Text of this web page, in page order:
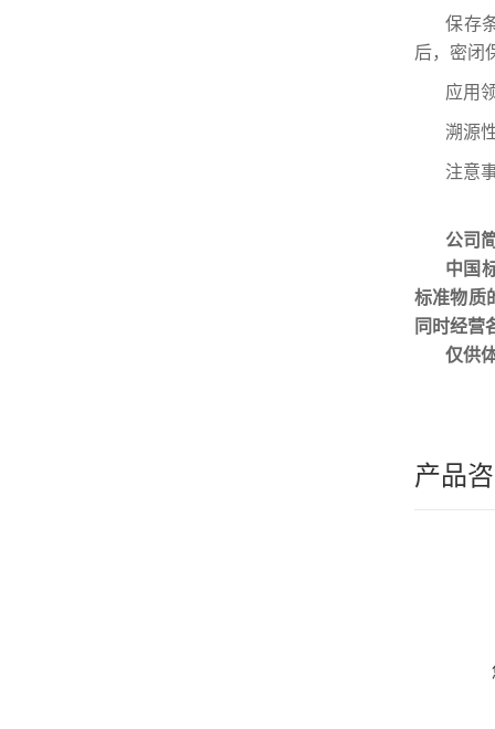
保存
后，密闭
应用
溯源
注意
公司
中国
标准物质
同时经营
仅供
产品